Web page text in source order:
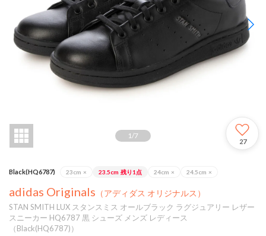
1 /7
27
Black(HQ6787) 23cm × 23.5cm 残り1点 24cm × 24.5cm ×
adidas Originals （アディダス オリジナルス）
STAN SMITH LUX スタンスミス オールブラック ラグジュアリー レザー
スニーカー HQ6787 黒 シューズ メンズ レディース
（Black(HQ6787)）